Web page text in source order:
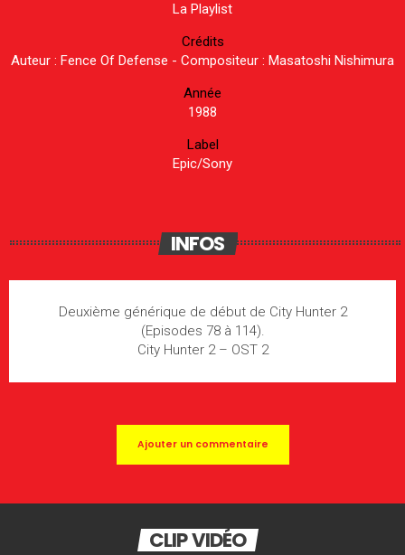
La Playlist
Crédits
Auteur : Fence Of Defense - Compositeur : Masatoshi Nishimura
Année
1988
Label
Epic/Sony
INFOS
Deuxième générique de début de City Hunter 2
(Episodes 78 à 114).
City Hunter 2 – OST 2
Ajouter un commentaire
CLIP VIDÉO